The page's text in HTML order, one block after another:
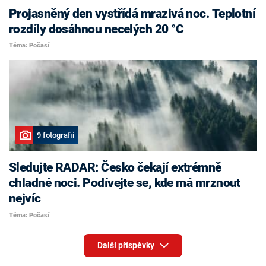
Projasněný den vystřídá mrazivá noc. Teplotní
rozdíly dosáhnou necelých 20 °C
Téma: Počasí
9 fotografií
Sledujte RADAR: Česko čekají extrémně
chladné noci. Podívejte se, kde má mrznout
nejvíc
Téma: Počasí
Další příspěvky